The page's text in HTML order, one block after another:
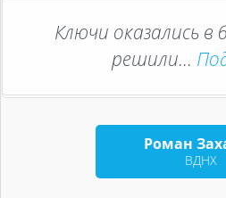
Ключи оказались в
решили...
Роман
ВДНХ
Оперативно
ситуации...
Елена